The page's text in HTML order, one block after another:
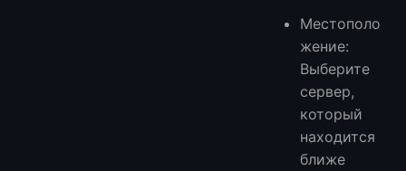
Местополо
жение:
Выберите
сервер,
который
находится
ближе